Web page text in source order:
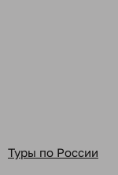
Туры по России